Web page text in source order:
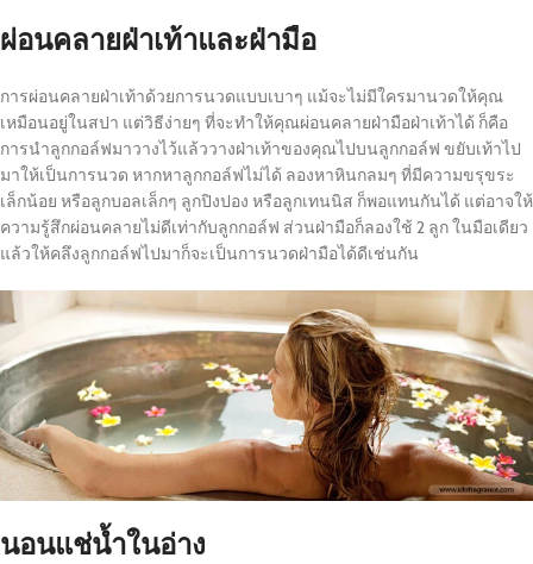
ผ่อนคลายฝ่าเท้าและฝ่ามือ
การผ่อนคลายฝ่าเท้าด้วยการนวดแบบเบาๆ แม้จะไม่มีใครมานวดให้คุณ
เหมือนอยู่ในสปา แต่วิธีง่ายๆ ที่จะทำให้คุณผ่อนคลายฝ่ามือฝ่าเท้าได้ ก็คือ
การนำลูกกอล์ฟมาวางไว้แล้ววางฝ่าเท้าของคุณไปบนลูกกอล์ฟ ขยับเท้าไป
มาให้เป็นการนวด หากหาลูกกอล์ฟไม่ได้ ลองหาหินกลมๆ ที่มีความขรุขระ
เล็กน้อย หรือลูกบอลเล็กๆ ลูกปิงปอง หรือลูกเทนนิส ก็พอแทนกันได้ แต่อาจให้
ความรู้สึกผ่อนคลายไม่ดีเท่ากับลูกกอล์ฟ ส่วนฝ่ามือก็ลองใช้ 2 ลูก ในมือเดียว
แล้วให้คลึงลูกกอล์ฟไปมาก็จะเป็นการนวดฝ่ามือได้ดีเช่นกัน
นอนแช่น้ำในอ่าง